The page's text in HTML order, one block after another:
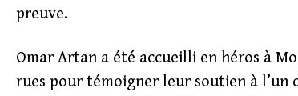
preuve.
Omar Artan a été accueilli en héros à
rues pour témoigner leur soutien à l’un